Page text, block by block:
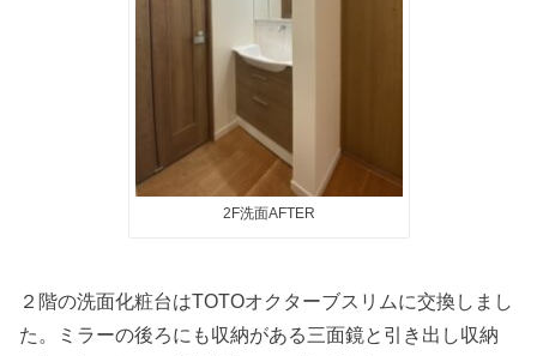
2F洗面AFTER
２階の洗面化粧台はTOTOオクターブスリムに交換しまし
た。ミラーの後ろにも収納がある三面鏡と引き出し収納